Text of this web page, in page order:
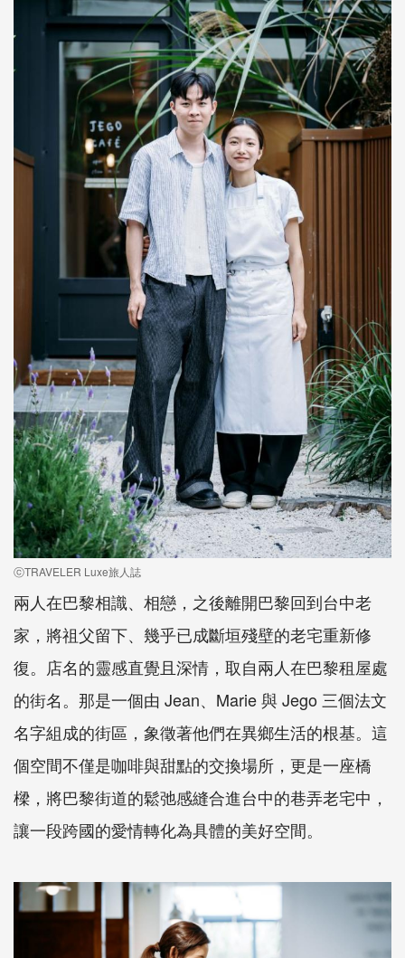
ⓒTRAVELER Luxe旅人誌
兩人在巴黎相識、相戀，之後離開巴黎回到台中老
家，將祖父留下、幾乎已成斷垣殘壁的老宅重新修
復。店名的靈感直覺且深情，取自兩人在巴黎租屋處
的街名。那是一個由 Jean、Marie 與 Jego 三個法文
名字組成的街區，象徵著他們在異鄉生活的根基。這
個空間不僅是咖啡與甜點的交換場所，更是一座橋
樑，將巴黎街道的鬆弛感縫合進台中的巷弄老宅中，
讓一段跨國的愛情轉化為具體的美好空間。